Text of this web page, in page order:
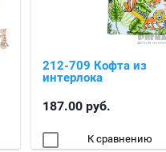
212-709 Кофта из
интерлока
187.00руб.
К сравнению